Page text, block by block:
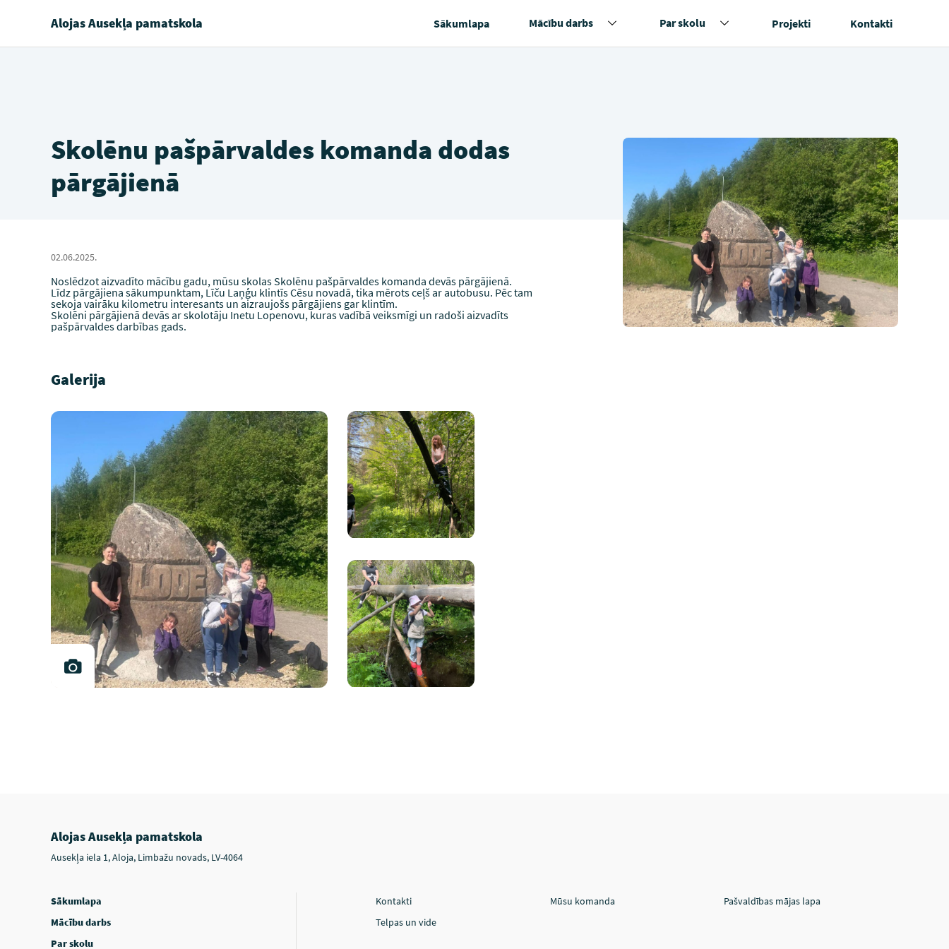
Alojas Ausekļa pamatskola Sākumlapa Mācību darbs Par skolu Projekti Kontakti
Skolēnu pašpārvaldes komanda dodas
pārgājienā
02.06.2025.
Noslēdzot aizvadīto mācību gadu, mūsu skolas Skolēnu pašpārvaldes komanda devās pārgājienā.
Līdz pārgājiena sākumpunktam, Līču Laņģu klintīs Cēsu novadā, tika mērots ceļš ar autobusu. Pēc tam
sekoja vairāku kilometru interesants un aizraujošs pārgājiens gar klintīm.
Skolēni pārgājienā devās ar skolotāju Inetu Lopenovu, kuras vadībā veiksmīgi un radoši aizvadīts
pašpārvaldes darbības gads.
Galerija
Alojas Ausekļa pamatskola
Ausekļa iela 1, Aloja, Limbažu novads, LV-4064
Sākumlapa
Mācību darbs
Par skolu
Kontakti Mūsu komanda
Pašvaldības mājas lapa
Telpas un vide